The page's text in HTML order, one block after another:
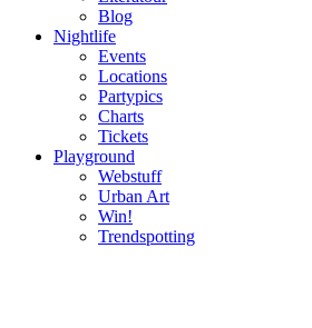
Blog
Nightlife
Events
Locations
Partypics
Charts
Tickets
Playground
Webstuff
Urban Art
Win!
Trendspotting